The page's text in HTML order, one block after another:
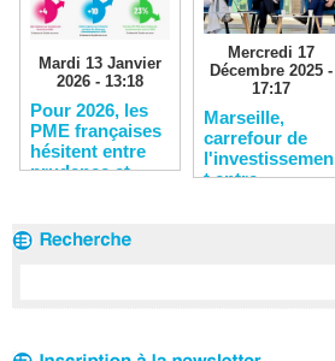
Mardi 13 Janvier
2026 - 13:18
​Pour 2026, les
PME françaises
hésitent entre
prudence et
Mercredi 17
Décembre 2025 -
17:17
​Marseille,
carrefour de
l'investissemen
t entre